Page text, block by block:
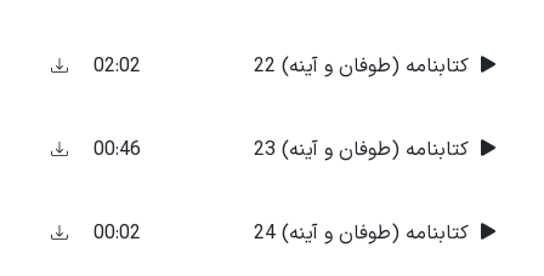
کتابنامه (طوفان و آینه) 22 02:02
کتابنامه (طوفان و آینه) 23 00:46
کتابنامه (طوفان و آینه) 24 00:02